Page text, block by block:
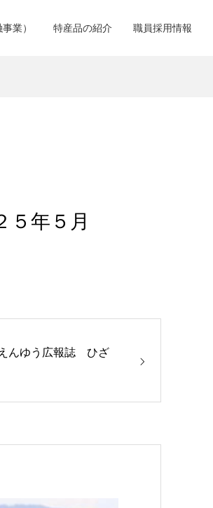
業） 特産品の紹介 職員採用情報
年５月
んゆう広報誌 ひざ